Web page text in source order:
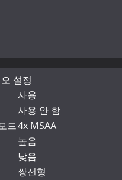
설정
사용
사용 안 함
드4x MSAA
높음
낮음
쌍선형